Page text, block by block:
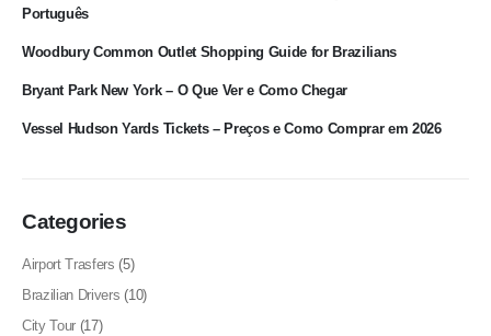
Português
Woodbury Common Outlet Shopping Guide for Brazilians
Bryant Park New York – O Que Ver e Como Chegar
Vessel Hudson Yards Tickets – Preços e Como Comprar em 2026
Categories
Airport Trasfers (5)
Brazilian Drivers (10)
City Tour (17)